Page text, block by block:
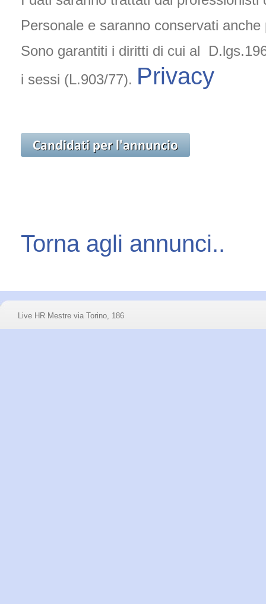
Personale e saranno conservati
Sono garantiti i diritti di cui al
i sessi (L.903/77). Privacy
Torna agli annunci..
Live HR Mestre via Torino, 186